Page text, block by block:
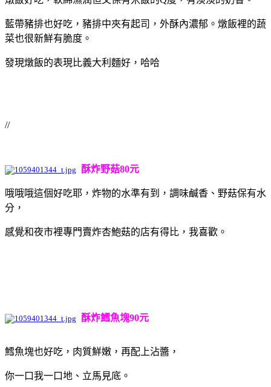
藍帶豬排也好吃，豬排中夾有起司，外酥內濃郁。燉飯裡的蔬
菜也很新鮮有脆度。
發現燉飯的表現比義大利麵好，哈哈
//
酥炸野菇80元
哦哦哦這個好吃耶，炸物的水準有到，調味鹹香、野菇保有水
分，
感覺和夜市裡專門賣炸杏鮑菇的店有得比，我喜歡。
酥炸鱈魚塊90元
鱈魚塊也好吃，肉質鮮嫩，再配上沾醬，
你一口我一口地、立馬見底。